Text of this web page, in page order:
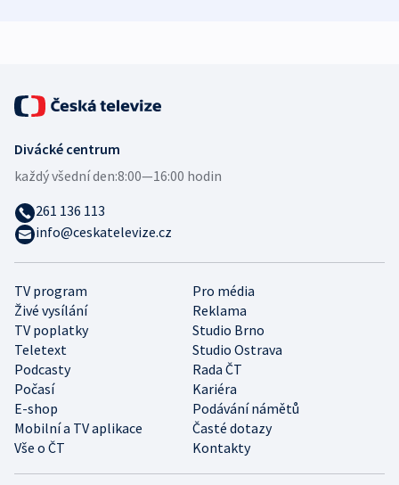
TV program
Pro média
Živé vysílání
Reklama
TV poplatky
Studio Brno
Teletext
Studio Ostrava
Podcasty
Rada ČT
Počasí
Kariéra
E-shop
Podávání námětů
Mobilní a TV aplikace
Časté dotazy
Vše o ČT
Kontakty
Divácké centrum
každý všední den:8:00—16:00 hodin
261 136 113
info@ceskatelevize.cz